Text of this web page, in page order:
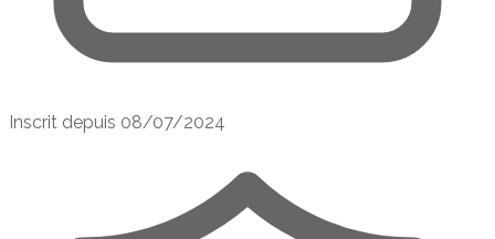
Inscrit depuis 08/07/2024